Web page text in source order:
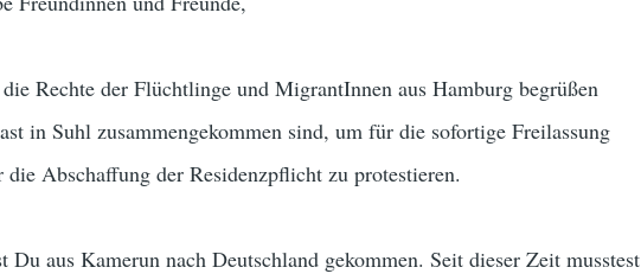
Rechte der Flüchtlinge und MigrantInnen aus Hamburg begrüßen
in Suhl zusammengekommen sind, um für die sofortige Freilassung
Abschaffung der Residenzpflicht zu protestieren.
Du aus Kamerun nach Deutschland gekommen. Seit dieser Zeit musstest